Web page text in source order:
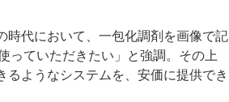
代において、一包化調剤を画像で記
っていただきたい」と強調。その上
ようなシステムを、安価に提供でき